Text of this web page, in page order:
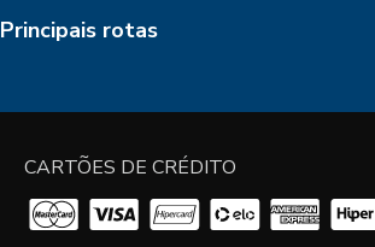
Principais rotas
CARTÕES DE CRÉDITO